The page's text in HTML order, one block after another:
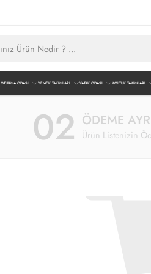
OTURMA ODASI YEMEK TAKIMLARI YATAK ODASI KOLTUK TAKIMLARI
02 ÖDEME
Ürün Listenizin